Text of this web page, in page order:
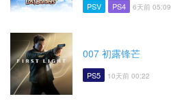
PSV PS4 6天前 05:09
007 初露锋芒
PS5 10天前 00:22